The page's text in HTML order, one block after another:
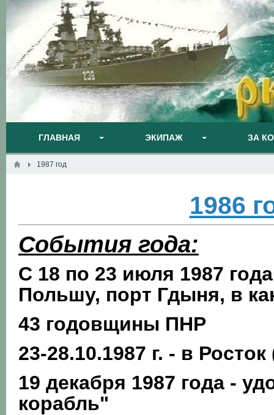
ГЛАВНАЯ ЭКИПАЖ ЗА
1987 год
1986
События года:
С 18 по 23 июля 1987
Польшу, порт Гдыня, в
43 годовщины ПНР
23-28.10.1987 г. - в
19 декабря 1987 года -
корабль"